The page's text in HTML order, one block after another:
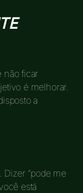
não ficar
é melhorar.
a
Dizer “pode me
está